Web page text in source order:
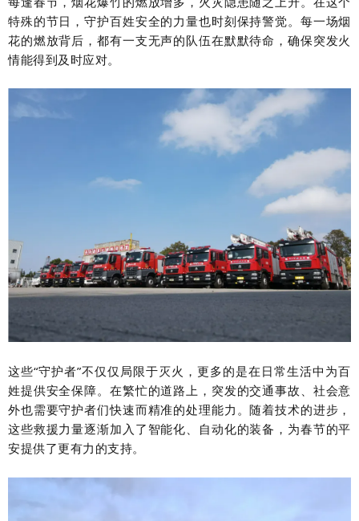
特殊的节日，守护百姓安全的力量也时刻保持警觉。每一场烟
花的燃放背后，都有一支无声的队伍在默默待命，确保突发火
情能得到及时应对。
这些“守护者”不仅仅局限于灭火，更多的是在日常生活中为百
姓提供安全保障。在繁忙的道路上，突发的交通事故、社会意
外也需要守护者们快速而精准的处理能力。随着技术的进步，
这些救援力量逐渐加入了智能化、自动化的装备，为春节的平
安提供了更有力的支持。